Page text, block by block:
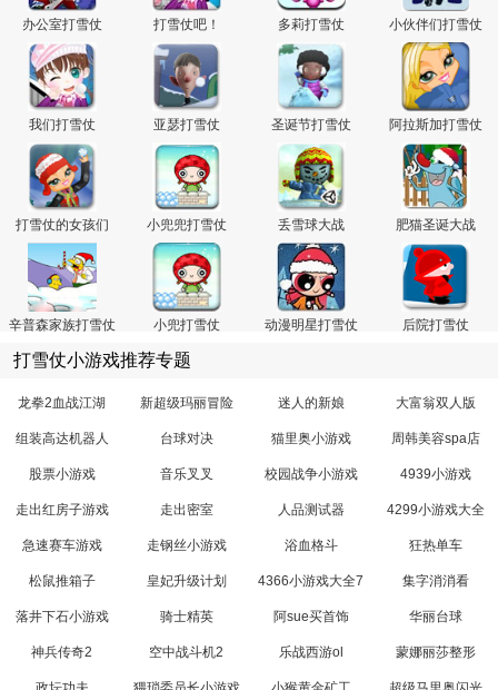
办公室打雪仗 打雪仗吧！ 多莉打雪仗 小伙伴们打雪仗
我们打雪仗 亚瑟打雪仗 圣诞节打雪仗 阿拉斯加打雪仗
打雪仗的女孩们 小兜兜打雪仗 丢雪球大战 肥猫圣诞大战
辛普森家族打雪仗 小兜打雪仗 动漫明星打雪仗 后院打雪仗
打雪仗小游戏推荐专题
龙拳2血战江湖 新超级玛丽冒险 迷人的新娘 大富翁双人版
组装高达机器人 台球对决 猫里奥小游戏 周韩美容spa店
股票小游戏 音乐叉叉 校园战争小游戏 4939小游戏
走出红房子游戏 走出密室 人品测试器 4299小游戏大全
急速赛车游戏 走钢丝小游戏 浴血格斗 狂热单车
松鼠推箱子 皇妃升级计划 4366小游戏大全7 集字消消看
落井下石小游戏 骑士精英 阿sue买首饰 华丽台球
神兵传奇2 空中战斗机2 乐战西游ol 蒙娜丽莎整形